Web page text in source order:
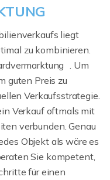
liegt
zu kombinieren.
. Um
guten Preis zu
Verkaufsstrategie.
Verkauf oftmals mit
verbunden. Genau
Objekt als wäre es
Sie kompetent,
für einen